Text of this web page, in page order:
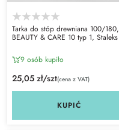
Tarka do stóp drewniana 100/180,
BEAUTY & CARE 10 typ 1, Staleks
9 osób kupiło
25,05 zł/szt(cena z VAT)
KUPIĆ